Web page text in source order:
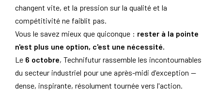
changent vite, et la pression sur la qualité et la
compétitivité ne faiblit pas.
Vous le savez mieux que quiconque : rester à la pointe
n'est plus une option, c'est une nécessité.
Le 6 octobre, Technifutur rassemble les incontournables
du secteur industriel pour une après-midi d'exception —
dense, inspirante, résolument tournée vers l'action.